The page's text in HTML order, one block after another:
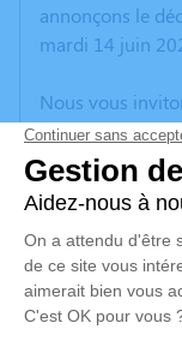
annonçons le
mardi 14 juin
Nous vous
vos
anecdote ou
poèmes ou des
d'expression
CRABECK.
Un service de
disponible ici.